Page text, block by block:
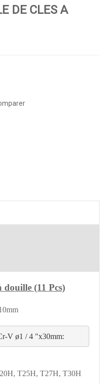
DE CLES A
douille (11 Pcs)
T25H, T27H, T30H